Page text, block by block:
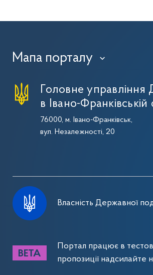
Мапа порталу ›
Головне
в Івано-Франківській
76000, м. Івано-Франківськ,
вул. Незалежності, 20
Власність Державної
Портал працює в
пропозиції надсилайте